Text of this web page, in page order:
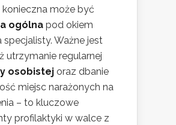
konieczna może być
ogólna pod okiem
specjalisty. Ważne jest
utrzymanie regularnej
osobistej oraz dbanie
miejsc narażonych na
– to kluczowe
profilaktyki w walce z